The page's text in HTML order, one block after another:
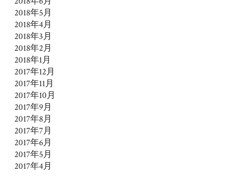
2018年5月
2018年4月
2018年3月
2018年2月
2018年1月
2017年12月
2017年11月
2017年10月
2017年9月
2017年8月
2017年7月
2017年6月
2017年5月
2017年4月